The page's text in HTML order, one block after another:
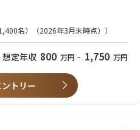
について、ビジネス側の
、改善、顧客価値向上を牽引してい
せん。
、事業戦略、プロダクト価値を理解
な方向性を示し、プロダクトの進化
います。
な課題を理解し、構造化して解決策
ダクト開発を横断的に楽しめる方
もどん欲に取り組める方
、自らの市場価値を高めていきたい
領域も自ら作り上げていける方
ショナルとして高い価値を提供した
ジェクトにプロジェクトマネージャ
す。
新規プロジェクトの立ち上げからリ
経験
権法・下請法・個人情報取り扱い
）でのサービスリリース経験
名）（2026年3月末時点））
想定年収 800 万円 ~ 1,750 万円
トリー